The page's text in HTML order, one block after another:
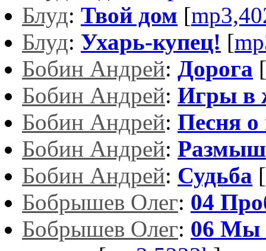
Блуд: Твой дом [
Блуд: Ухарь-купец! [
Бобин Андрей: Дорога [
Бобин Андрей: Игры в
Бобин Андрей: Песня о
Бобин Андрей:
Бобин Андрей: Судьба [
Бобрышев Олег: 04
Бобрышев Олег: 06 Мы